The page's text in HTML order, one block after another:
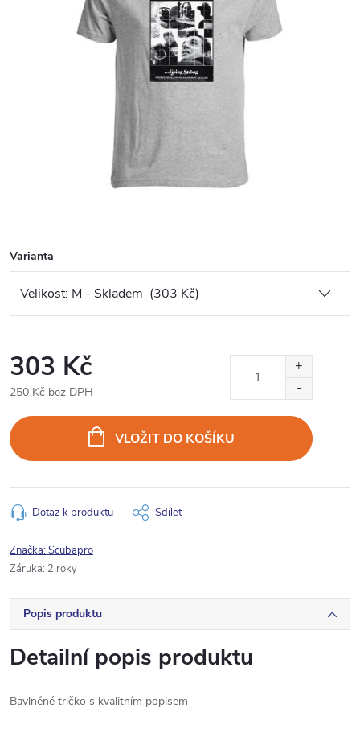
Varianta
303 Kč
250 Kč bez DPH
cena:
VLOŽIT DO KOŠÍKU
Dotaz k produktu Sdílet
Značka:Scubapro
Záruka: 2 roky
Popis produktu
Detailní popis produktu
Bavlněné tričko s kvalitním popisem